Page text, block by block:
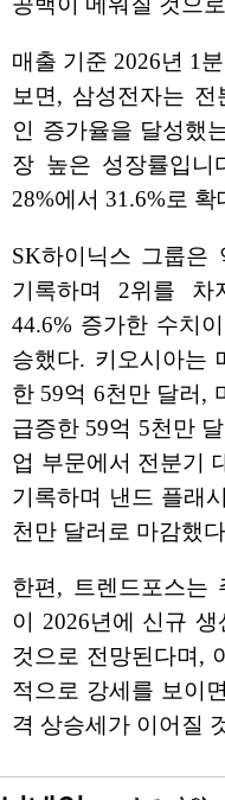
매출 기준 2026년 1
보면, 삼성전자는 전
인 증가율을 달성했
장 높은 성장률입니
28%에서 31.6%로 확
SK하이닉스 그룹은
기록하며 2위를 차
44.6% 증가한 수치
승했다. 키오시아는
한 59억 6천만 달러,
급증한 59억 5천만
업 부문에서 전분기
기록하며 낸드 플래
천만 달러로 마감했
한편, 트렌드포스는
이 2026년에 신규
것으로 전망된다며,
적으로 강세를 보이
격 상승세가 이어질